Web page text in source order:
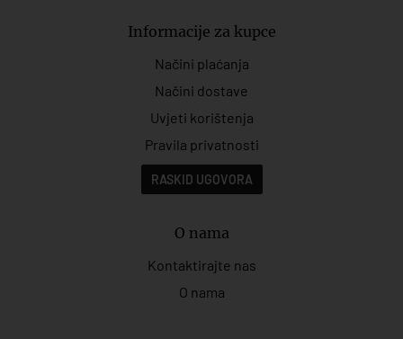
Informacije za kupce
Načini plaćanja
Načini dostave
Uvjeti korištenja
Pravila privatnosti
RASKID UGOVORA
O nama
Kontaktirajte nas
O nama